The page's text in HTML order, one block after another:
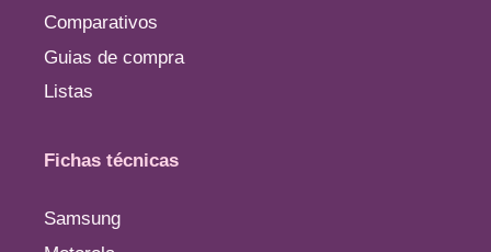
Comparativos
Guias de compra
Listas
Fichas técnicas
Samsung